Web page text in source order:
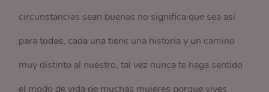
circunstancias sean buenas no significa que sea así
para todas, cada una tiene una historia y un camino
muy distinto al nuestro, tal vez nunca te haga sentido
el modo de vida de muchas mujeres porque vives